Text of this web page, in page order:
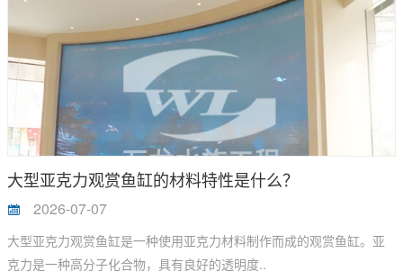
大型亚克力观赏鱼缸的材料特性是什么？
2026-07-07
大型亚克力观赏鱼缸是一种使用亚克力材料制作而成的观赏鱼缸。亚
克力是一种高分子化合物，具有良好的透明度..